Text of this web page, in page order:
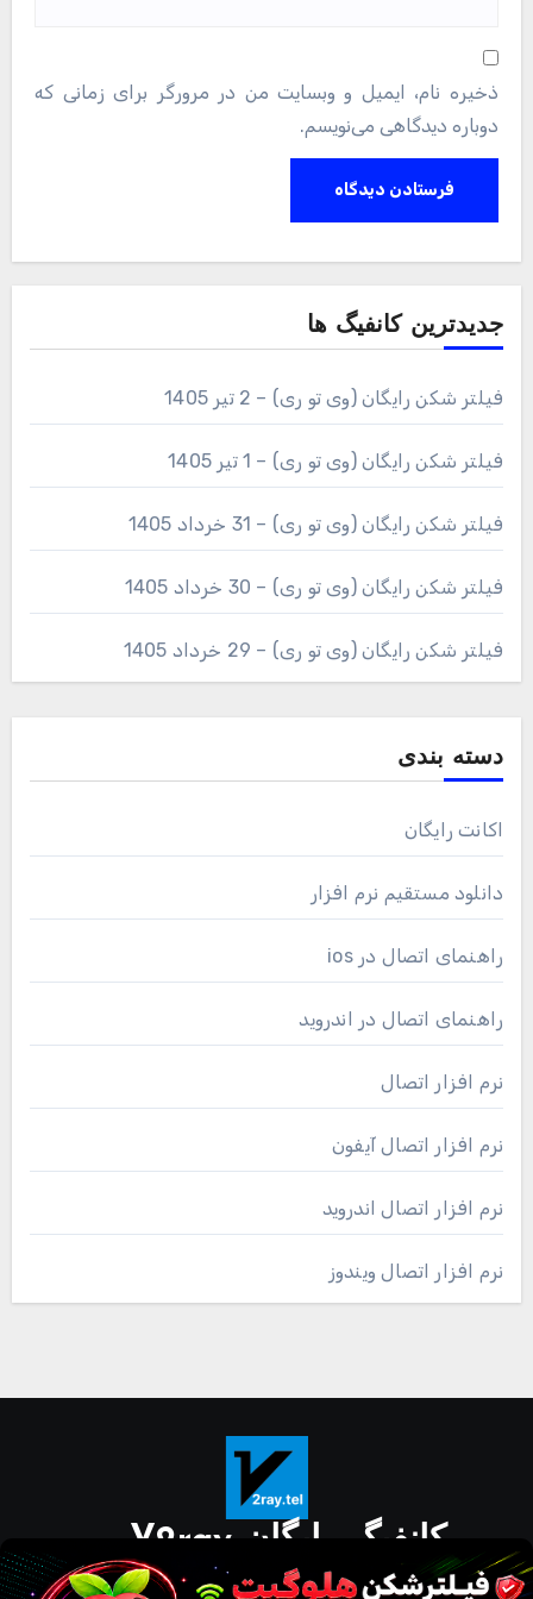
ذخیره نام، ایمیل و وبسایت من در مرورگر برای زمانی که
دوباره دیدگاهی می‌نویسم.
جدیدترین کانفیگ ها
فیلتر شکن رایگان (وی تو ری) – 2 تیر 1405
فیلتر شکن رایگان (وی تو ری) – 1 تیر 1405
فیلتر شکن رایگان (وی تو ری) – 31 خرداد 1405
فیلتر شکن رایگان (وی تو ری) – 30 خرداد 1405
فیلتر شکن رایگان (وی تو ری) – 29 خرداد 1405
دسته بندی
اکانت رایگان
دانلود مستقیم نرم افزار
راهنمای اتصال در ios
راهنمای اتصال در اندروید
نرم افزار اتصال
نرم افزار اتصال آیفون
نرم افزار اتصال اندروید
نرم افزار اتصال ویندوز
کانفیگ رایگان V2ray
دانلود مستقیم نرم افزار برای گوشی و کامپیوتر